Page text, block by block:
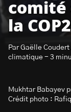
comité
la
Par Gaëlle
climatique - 3
Mukhtar Babayev
Crédit photo :
Inspiré.es
S’abonner
interview